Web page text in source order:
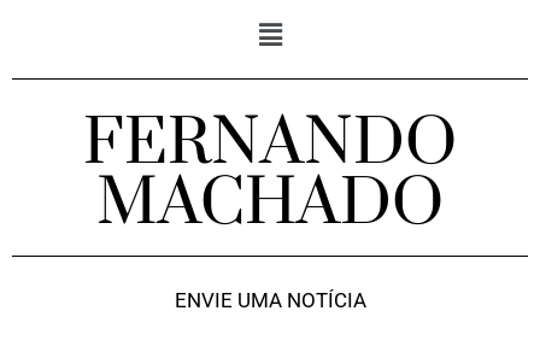
FERNANDO
MACHADO
ENVIE UMA NOTÍCIA